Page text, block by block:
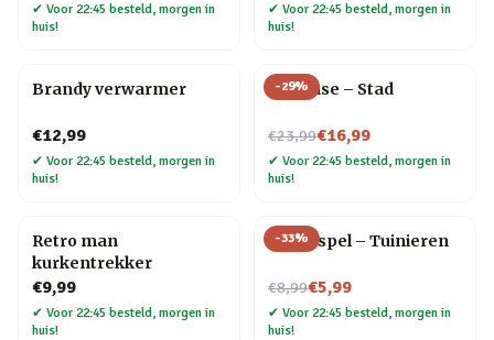
✔ Voor 22:45 besteld, morgen in
huis!
✔ Voor 22:45 besteld, morgen in
huis!
Brandy verwarmer
€12,99
✔ Voor 22:45 besteld, morgen in
huis!
-29%
Flip Vase – Stad
€23,99
Nu voor€16,99
✔ Voor 22:45 besteld, morgen in
huis!
Retro man
kurkentrekker
€9,99
✔ Voor 22:45 besteld, morgen in
huis!
-33%
Trivia spel – Tuinieren
€8,99
Nu voor€5,99
✔ Voor 22:45 besteld, morgen in
huis!